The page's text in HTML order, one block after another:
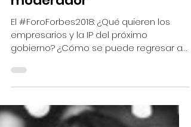
donde participa el Lic.
Julio Millán como
moderador
El #ForoForbes2018: ¿Qué quieren los
empresarios y la IP del próximo
la senda del crecimiento,...